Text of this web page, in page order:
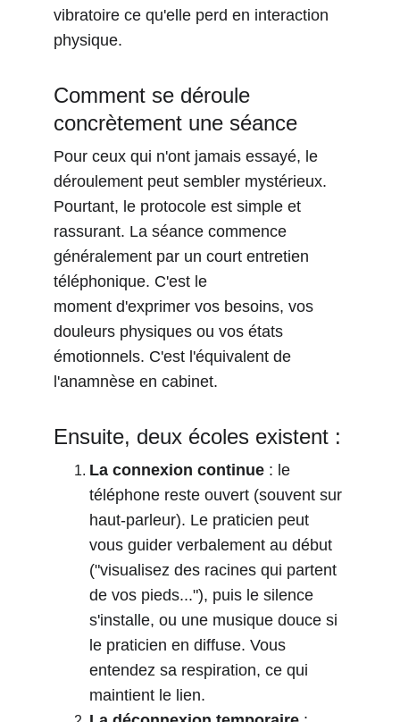
vibratoire ce qu'elle perd en interaction
physique.
Comment se déroule
concrètement une séance
Pour ceux qui n'ont jamais essayé, le
déroulement peut sembler mystérieux.
Pourtant, le protocole est simple et
rassurant. La séance commence
généralement par un court entretien
téléphonique. C'est le
moment d'exprimer vos besoins, vos
douleurs physiques ou vos états
émotionnels. C'est l'équivalent de
l'anamnèse en cabinet.
Ensuite, deux écoles existent :
La connexion continue : le
téléphone reste ouvert (souvent sur
haut-parleur). Le praticien peut
vous guider verbalement au début
("visualisez des racines qui partent
de vos pieds..."), puis le silence
s'installe, ou une musique douce si
le praticien en diffuse. Vous
entendez sa respiration, ce qui
maintient le lien.